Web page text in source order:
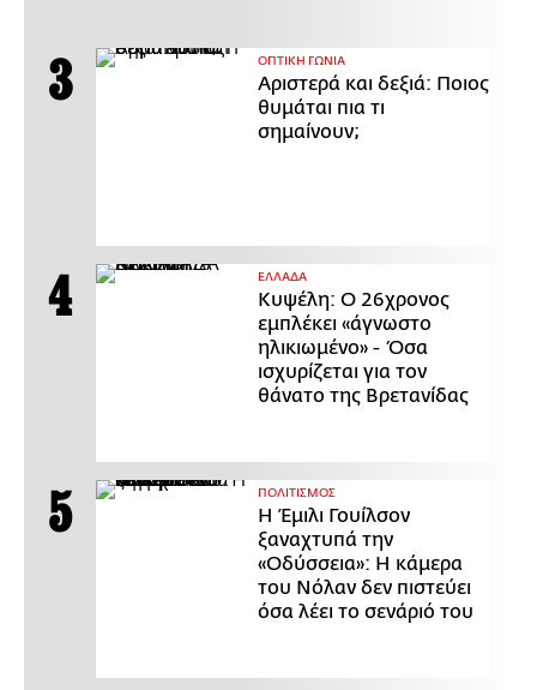
ΟΠΤΙΚΗ ΓΩΝΙΑ
Αριστερά και δεξιά: Ποιος
θυμάται πια τι
σημαίνουν;
ΕΛΛΑΔΑ
Κυψέλη: Ο 26χρονος
εμπλέκει «άγνωστο
ηλικιωμένο» - Όσα
ισχυρίζεται για τον
θάνατο της Βρετανίδας
ΠΟΛΙΤΙΣΜΟΣ
Η Έμιλι Γουίλσον
ξαναχτυπά την
«Οδύσσεια»: Η κάμερα
του Νόλαν δεν πιστεύει
όσα λέει το σενάριό του